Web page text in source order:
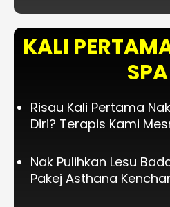
KALI
Risau Kali Pertama
Diri? Terapis Kami
Nak Pulihkan Lesu
Pakej Asthana